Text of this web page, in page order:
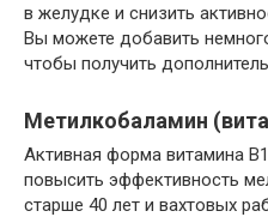
в желудке и снизить
Вы можете добавить
чтобы получить
Метилкобаламин
Активная форма витамина
повысить эффективность
старше 40 лет и вахтовых